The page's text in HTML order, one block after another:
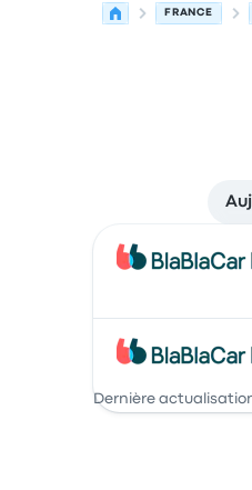
FRANCE
Bus
Dernière actualisation